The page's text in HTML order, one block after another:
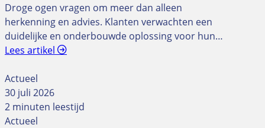
Droge ogen vragen om meer dan alleen
herkenning en advies. Klanten verwachten een
duidelijke en onderbouwde oplossing voor hun…
Lees artikel
Actueel
30 juli 2026
2 minuten leestijd
Actueel